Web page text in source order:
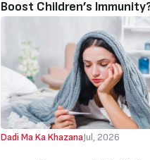
Boost Children’s
Dadi Ma Ka KhazanaJul, 2026